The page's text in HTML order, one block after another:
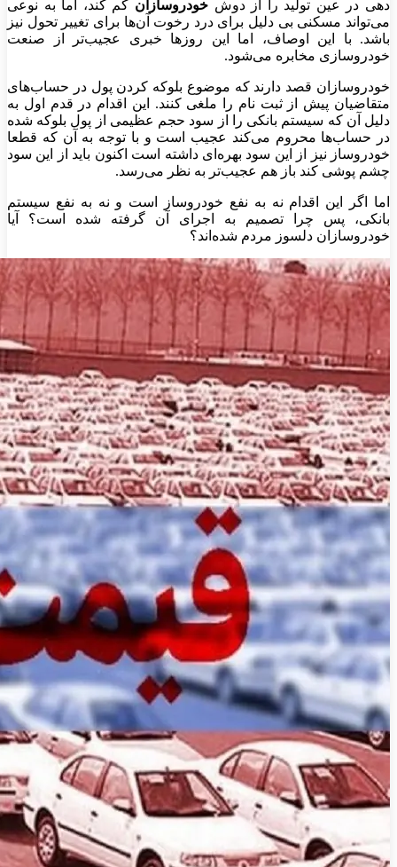
دهی در عین تولید را از دوشخودروسازان کم کند، اما به نوعی
می‌تواند مسکنی بی دلیل برای درد رخوت آن‌ها برای تغییر تحول نیز
باشد. با این اوصاف، اما این روز‌ها خبری عجیب‌تر از صنعت
خودروسازی مخابره می‌شود.
خودروسازان قصد دارند که موضوع بلوکه کردن پول در حساب‌های
متقاضیان پیش از ثبت نام را ملغی کنند. این اقدام در قدم اول به
دلیل آن که سیستم بانکی را از سود حجم عظیمی از پول بلوکه شده
در حساب‌ها محروم می‌کند عجیب است و با توجه به آن که قطعا
خودروساز نیز از این سود بهره‌ای داشته است اکنون باید از این سود
چشم پوشی کند باز هم عجیب‌تر به نظر می‌رسد.
اما اگر این اقدام نه به نفع خودروساز است و نه به نفع سیستم
بانکی، پس چرا تصمیم به اجرای آن گرفته شده است؟ آیا
خودروسازان دلسوز مردم شده‌اند؟